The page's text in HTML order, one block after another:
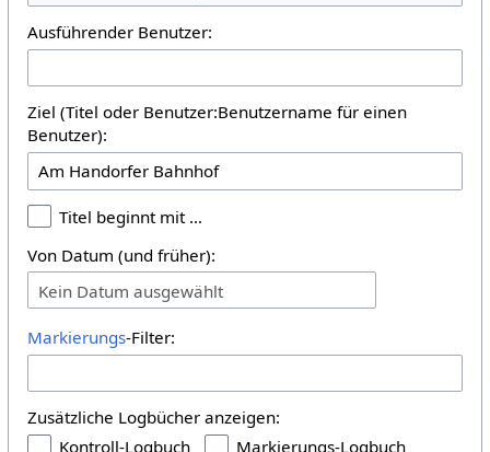
Ausführender Benutzer:
Ziel (Titel oder Benutzer:Benutzername für einen
Benutzer):
Titel beginnt mit …
Von Datum (und früher):
Kein Datum ausgewählt
Markierungs-Filter:
Zusätzliche Logbücher anzeigen:
Kontroll-Logbuch
Markierungs-Logbuch